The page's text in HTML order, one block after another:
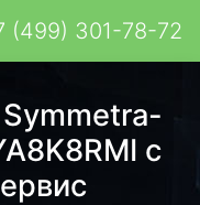
(499) 301-78-72
с